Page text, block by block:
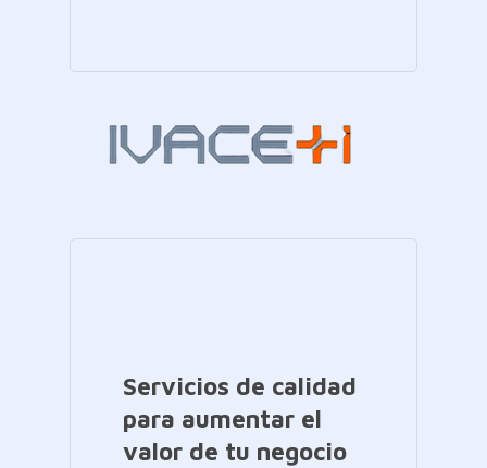
Servicios de calidad
para aumentar el
valor de tu negocio